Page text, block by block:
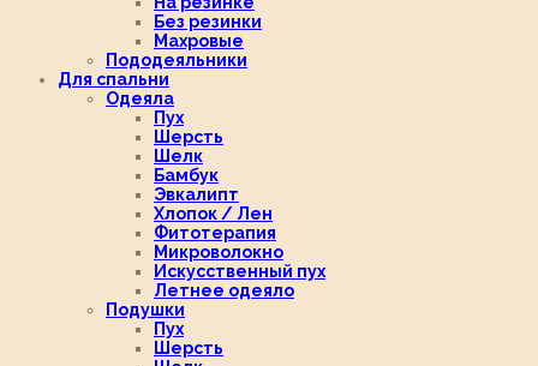
Без резинки
Махровые
Пододеяльники
Для спальни
Одеяла
Пух
Шерсть
Шелк
Бамбук
Эвкалипт
Хлопок / Лен
Фитотерапия
Микроволокно
Искусственный пух
Летнее одеяло
Подушки
Пух
Шерсть